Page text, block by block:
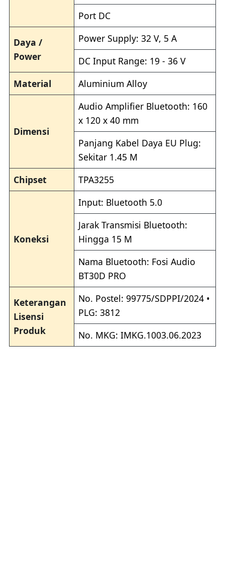
Port DC
Daya /
Power
Power Supply: 32 V, 5 A
DC Input Range: 19 - 36 V
Material
Aluminium Alloy
Dimensi
Audio Amplifier Bluetooth: 160
x 120 x 40 mm
Panjang Kabel Daya EU Plug:
Sekitar 1.45 M
Chipset
TPA3255
Koneksi
Input: Bluetooth 5.0
Jarak Transmisi Bluetooth:
Hingga 15 M
Nama Bluetooth: Fosi Audio
BT30D PRO
Keterangan
Lisensi
Produk
No. Postel: 99775/SDPPI/2024 •
PLG: 3812
No. MKG: IMKG.1003.06.2023